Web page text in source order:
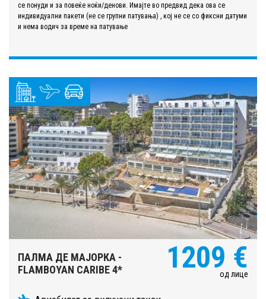
се понуди и за повеќе ноќи/денови. Имајте во предвид дека ова се
индивидуални пакети (не се групни патувања) , кој не се со фиксни датуми
и нема водич за време на патување
ПАЛМА ДЕ МАЈОРКА -
FLAMBOYAN CARIBE 4*
1209 €
од лице